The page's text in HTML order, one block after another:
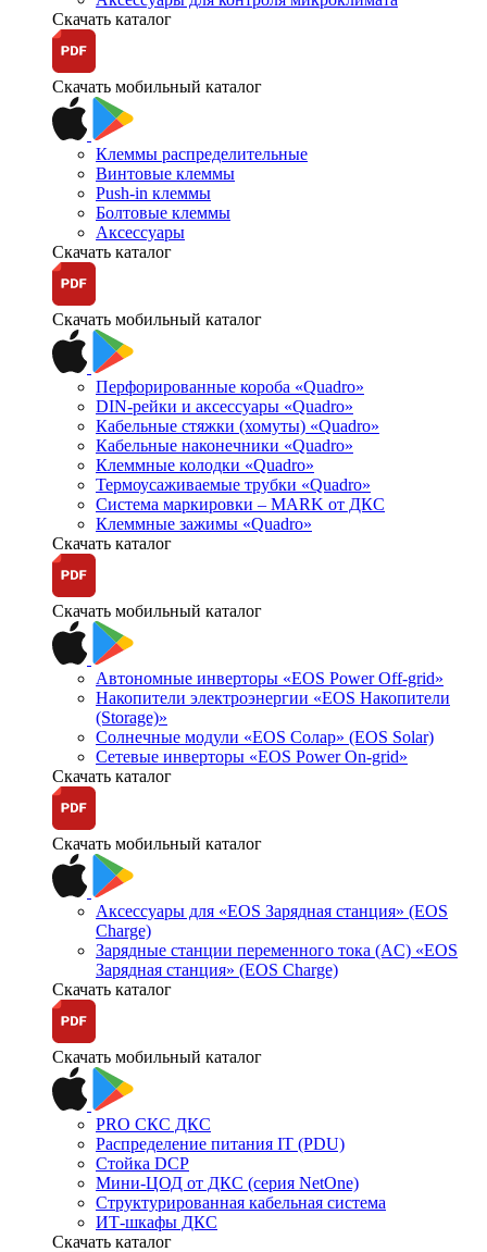
Скачать каталог
Скачать мобильный каталог
Клеммы распределительные
Винтовые клеммы
Push-in клеммы
Болтовые клеммы
Аксессуары
Скачать каталог
Скачать мобильный каталог
Перфорированные короба «Quadro»
DIN-рейки и аксессуары «Quadro»
Кабельные стяжки (хомуты) «Quadro»
Кабельные наконечники «Quadro»
Клеммные колодки «Quadro»
Термоусаживаемые трубки «Quadro»
Система маркировки – MARK от ДКС
Клеммные зажимы «Quadro»
Скачать каталог
Скачать мобильный каталог
Автономные инверторы «EOS Power Off-grid»
Накопители электроэнергии «EOS Накопители
(Storage)»
Солнечные модули «EOS Солар» (EOS Solar)
Сетевые инверторы «EOS Power On-grid»
Скачать каталог
Скачать мобильный каталог
Аксессуары для «EOS Зарядная станция» (EOS
Charge)
Зарядные станции переменного тока (AC) «EOS
Зарядная станция» (EOS Charge)
Скачать каталог
Скачать мобильный каталог
PRO СКС ДКС
Распределение питания IT (PDU)
Стойка DCP
Мини-ЦОД от ДКС (серия NetOne)
Структурированная кабельная система
ИТ-шкафы ДКС
Скачать каталог